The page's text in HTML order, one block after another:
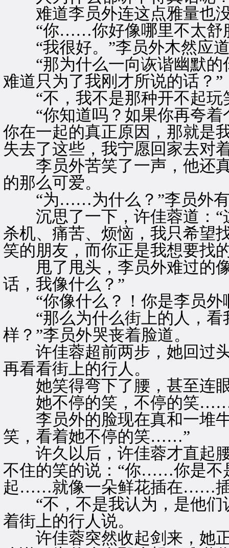
难道李员外连这点雅量也
“你……你好像哪里不太舒
“我很好。”李员外木然应
“那为什么一向诙谐幽默的
难道只为了我刚才所说的话？”
“不，我不是那种开不起玩
“你知道吗？如果你再夸着
你在一起的真正原因，那就是
失去了这些，我宁愿回家去对
李员外苦笑了一声，他还真
的那么可爱。
“为……为什么？”李员外有
沉思了一下，许佳蓉道：“
杀机、痛苦、烦恼，我只希望
笑的朋友，而你正是我想要找
甩了甩头，李员外难过的像
话，我像什么？”
“你像什么？！你是李员外
“那么为什么街上的人，看
样？”李员外哭丧着脸道。
许佳蓉超前两步，她回过头
再看看街上的行人。
她笑得弯下了腰，甚至连
她不停的笑，不停的笑
李员外的脸现在真和一堆牛
笑，看着她不停的笑……”
许久以后，许佳蓉才直起腰
不住的笑的说：“你……你是
起……就像一朵鲜花插在……
“不，不是我认为，是他们
着街上的行人说。
许佳蓉突然收起剑来，她正